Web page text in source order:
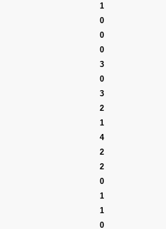
1
0
0
0
3
0
3
2
1
4
2
2
0
1
1
0